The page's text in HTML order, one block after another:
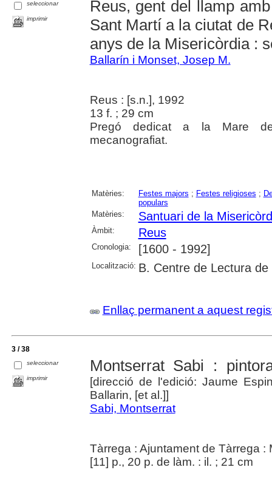
seleccionar
imprimir
Reus, gent del llamp
Sant Martí a la ciutat de
anys de la Misericòrdia :
Ballarín i Monset, Josep M.
Reus : [s.n.], 1992
13 f. ; 29 cm
Pregó dedicat a la Mare
mecanografiat.
Matèries: Festes majors ; Festes religioses ;
populars
Matèries:
Santuari de la
Àmbit: Reus
Cronologia: [1600 - 1992]
Localització: B. Centre de Lectura de
Enllaç permanent a aquest
3 / 38
seleccionar
imprimir
Montserrat Sabi :
[direcció de l'edició: Jaume
Ballarin, [et al.]]
Sabi, Montserrat
Tàrrega : Ajuntament de Tàrrega
[11] p., 20 p. de làm. : il. ; 21 cm